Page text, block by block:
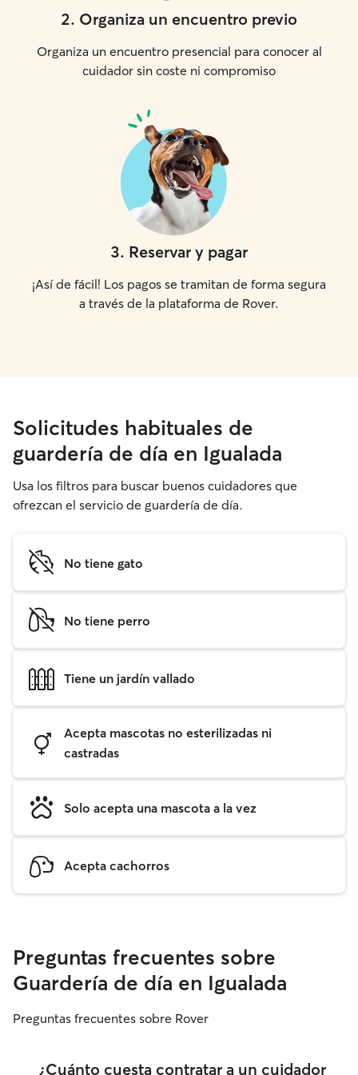
2. Organiza un encuentro previo
Organiza un encuentro presencial para conocer al
cuidador sin coste ni compromiso
3. Reservar y pagar
¡Así de fácil! Los pagos se tramitan de forma segura
a través de la plataforma de Rover.
Solicitudes habituales de
guardería de día en Igualada
Usa los filtros para buscar buenos cuidadores que
ofrezcan el servicio de guardería de día.
No tiene gato
No tiene perro
Tiene un jardín vallado
Acepta mascotas no esterilizadas ni
castradas
Solo acepta una mascota a la vez
Acepta cachorros
Preguntas frecuentes sobre
Guardería de día en Igualada
Preguntas frecuentes sobre Rover
¿Cuánto cuesta contratar a un cuidador